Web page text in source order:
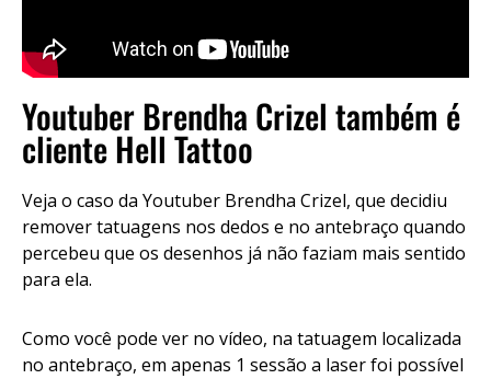
Youtuber Brendha Crizel também é
cliente Hell Tattoo
Veja o caso da Youtuber Brendha Crizel, que decidiu
remover tatuagens nos dedos e no antebraço quando
percebeu que os desenhos já não faziam mais sentido
para ela.
Como você pode ver no vídeo, na tatuagem localizada
no antebraço, em apenas 1 sessão a laser foi possível